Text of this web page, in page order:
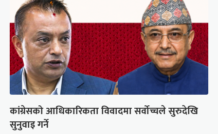
कांग्रेसको आधिकारिकता विवादमा सर्वोच्चले सुरुदेखि
सुनुवाइ गर्ने